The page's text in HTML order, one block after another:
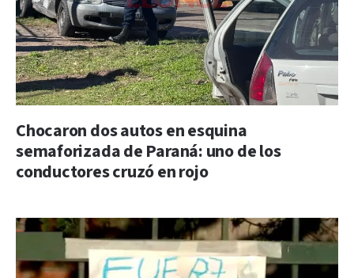
Chocaron dos autos en esquina
semaforizada de Paraná: uno de los
conductores cruzó en rojo